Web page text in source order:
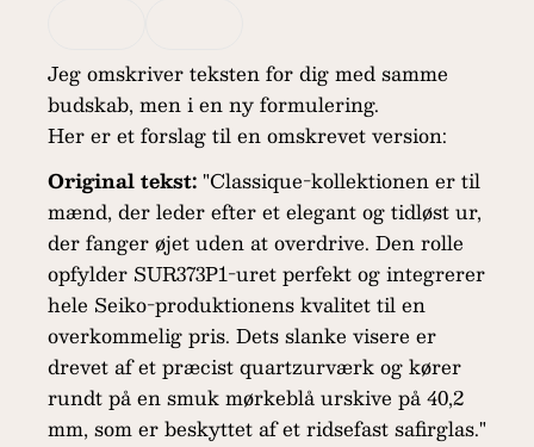
Jeg omskriver teksten for dig med samme
budskab, men i en ny formulering.
Her er et forslag til en omskrevet version:
Original tekst:"Classique-kollektionen er til
mænd, der leder efter et elegant og tidløst ur,
der fanger øjet uden at overdrive. Den rolle
opfylder SUR373P1-uret perfekt og integrerer
hele Seiko-produktionens kvalitet til en
overkommelig pris. Dets slanke visere er
drevet af et præcist quartzurværk og kører
rundt på en smuk mørkeblå urskive på 40,2
mm, som er beskyttet af et ridsefast safirglas."